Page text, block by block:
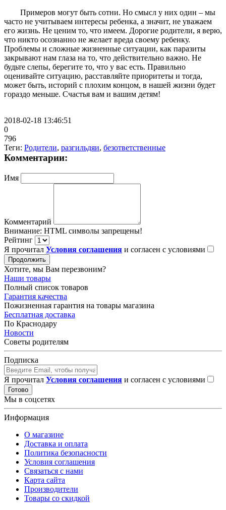
Примеров могут быть сотни. Но смысл у них один – мы
часто не учитываем интересы ребенка, а значит, не уважаем
его жизнь. Не ценим то, что имеем. Дорогие родители, я верю,
что никто осознанно не желает вреда своему ребенку.
Проблемы и сложные жизненные ситуации, как паразиты
закрывают нам глаза на то, что действительно важно. Не
будьте слепы, берегите то, что у вас есть. Правильно
оценивайте ситуацию, расставляйте приоритеты и тогда,
может быть, историй с плохим концом, в нашей жизни будет
гораздо меньше. Счастья вам и вашим детям!
2018-02-18 13:46:51
0
796
Теги: Родители, разгильдяи, безответственные
Комментарии:
Имя
Комментарий
Внимание: HTML символы запрещены!
Рейтинг
Я прочитал Условия соглашения и согласен с условиями
Продолжить
Хотите, мы Вам перезвоним?
Наши товары
Полный список товаров
Гарантия качества
Пожизненная гарантия на товары магазина
Бесплатная доставка
По Краснодару
Новости
Советы родителям
Подписка
Я прочитал Условия соглашения и согласен с условиями
Готово
Мы в соцсетях
Информация
О магазине
Доставка и оплата
Политика безопасности
Условия соглашения
Связаться с нами
Карта сайта
Производители
Товары со скидкой